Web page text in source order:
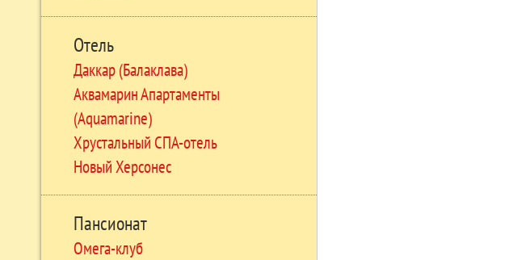
Отель
Даккар (Балаклава)
Аквамарин Апартаменты
(Aquamarine)
Хрустальный СПА-отель
Новый Херсонес
Пансионат
Омега-клуб